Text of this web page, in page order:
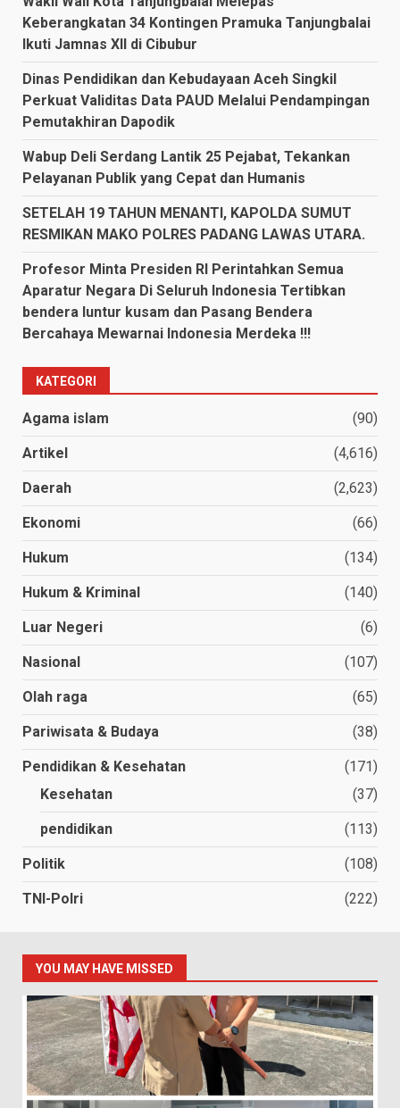
Keberangkatan 34 Kontingen Pramuka Tanjungbalai
Ikuti Jamnas XII di Cibubur
Dinas Pendidikan dan Kebudayaan Aceh Singkil
Perkuat Validitas Data PAUD Melalui Pendampingan
Pemutakhiran Dapodik
Wabup Deli Serdang Lantik 25 Pejabat, Tekankan
Pelayanan Publik yang Cepat dan Humanis
SETELAH 19 TAHUN MENANTI, KAPOLDA SUMUT
RESMIKAN MAKO POLRES PADANG LAWAS UTARA.
Profesor Minta Presiden RI Perintahkan Semua
Aparatur Negara Di Seluruh Indonesia Tertibkan
bendera luntur kusam dan Pasang Bendera
Bercahaya Mewarnai Indonesia Merdeka !!!
KATEGORI
Agama islam (90)
Artikel (4,616)
Daerah (2,623)
Ekonomi (66)
Hukum (134)
Hukum & Kriminal (140)
Luar Negeri (6)
Nasional (107)
Olah raga (65)
Pariwisata & Budaya (38)
Pendidikan & Kesehatan
(171)
Kesehatan
(37)
pendidikan (113)
Politik (108)
TNI-Polri (222)
YOU MAY HAVE MISSED